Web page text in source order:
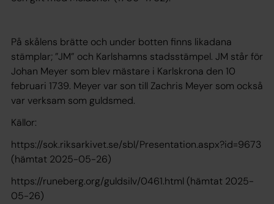
På skålens brätte och under botten finns likadana
stämplar; ”JM” och Karlshamns stadsstämpel. JM står för
Johan Meyer som blev mästare i Karlskrona den 10
februari 1739. Meyer var son till Zachris Meyer som också
var verksam som guldsmed.
Källor:
https://sok.riksarkivet.se/sbl/Presentation.aspx?id=9673
(hämtat 2025-05-26)
https://runeberg.org/guldsilv/0461.html (hämtat 2025-
05-26)